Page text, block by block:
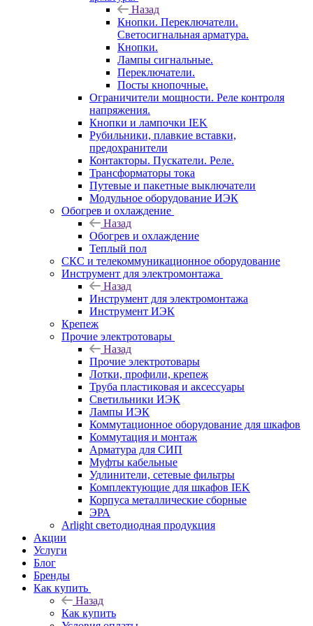
Назад
Кнопки. Переключатели.
Светосигнальная арматура.
Кнопки.
Лампы сигнальные.
Переключатели.
Посты кнопочные.
Ограничители мощности. Реле контроля
напряжения.
Кнопки и лампочки IEK
Рубильники, плавкие вставки,
предохранители
Контакторы. Пускатели. Реле.
Трансформаторы тока
Путевые и пакетные выключатели
Модульное оборудование ИЭК
Обогрев и охлаждение
Назад
Обогрев и охлаждение
Теплый пол
СКС и телекоммуникационное оборудование
Инструмент для электромонтажа
Назад
Инструмент для электромонтажа
Инструмент ИЭК
Крепеж
Прочие электротовары
Назад
Прочие электротовары
Лотки, профили, крепеж
Труба пластиковая и аксессуары
Светильники ИЭК
Лампы ИЭК
Коммутационное оборудование для шкафов
Коммутация и монтаж
Арматура для СИП
Муфты кабельные
Удлинители, сетевые фильтры
Комплектующие для шкафов IEK
Корпуса металлические сборные
ЭРА
Arlight светодиодная продукция
Акции
Услуги
Блог
Бренды
Как купить
Назад
Как купить